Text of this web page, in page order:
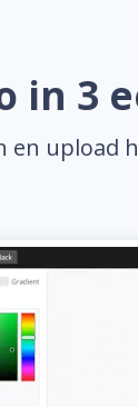
in 3
en upload